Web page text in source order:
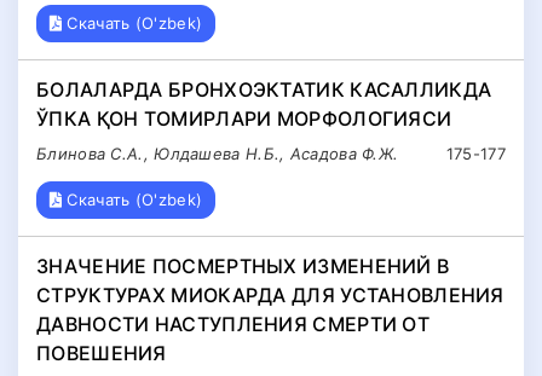
Скачать (O'zbek)
БОЛАЛАРДА БРОНХОЭКТАТИК КАСАЛЛИКДА
ЎПКА ҚОН ТОМИРЛАРИ МОРФОЛОГИЯСИ
175-177
Блинова С.А., Юлдашева Н.Б., Асадова Ф.Ж.
Скачать (O'zbek)
ЗНАЧЕНИЕ ПОСМЕРТНЫХ ИЗМЕНЕНИЙ В
СТРУКТУРАХ МИОКАРДА ДЛЯ УСТАНОВЛЕНИЯ
ДАВНОСТИ НАСТУПЛЕНИЯ СМЕРТИ ОТ
ПОВЕШЕНИЯ